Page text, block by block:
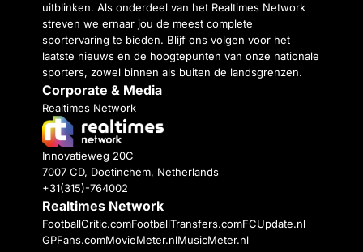
uitblinken. Als onderdeel van het Realtimes Network
streven we ernaar jou de meest complete
sportervaring te bieden. Blijf ons volgen voor het
laatste nieuws en de hoogtepunten van onze nationale
sporters, zowel binnen als buiten de landsgrenzen.
Corporate & Media
Realtimes Network
Innovatieweg 20C
7007 CD, Doetinchem, Netherlands
+31(315)-764002
Realtimes Network
FootballCritic.comFootballTransfers.comFCUpdate.nl
GPFans.comMovieMeter.nlMusicMeter.nl